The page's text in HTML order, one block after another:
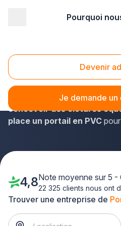
Pourquoi
Devenir
Je demande
Portail Manche (50)
Sur plus-que-pro.fr, vous
poseur de clôtures et portails
concevoir des clôtures
place un portail en PVC
Trouver une entreprise de
4,8Note moyenne sur 5 -
22 325 clients nous ont